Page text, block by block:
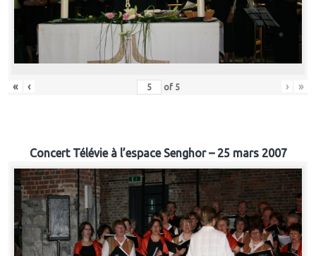
« ‹ of 5 › »
Concert Télévie à l’espace Senghor – 25 mars 2007